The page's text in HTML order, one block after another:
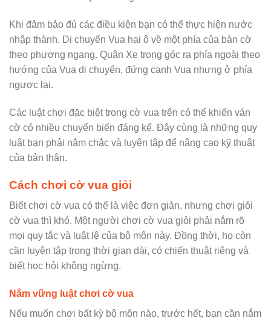
Khi đảm bảo đủ các điều kiện bạn có thể thực hiện nước
nhập thành. Di chuyển Vua hai ô về một phía của bàn cờ
theo phương ngang. Quân Xe trong góc ra phía ngoài theo
hướng của Vua di chuyển, đứng cạnh Vua nhưng ở phía
ngược lại.
Các luật chơi đặc biệt trong cờ vua trên có thể khiến ván
cờ có nhiều chuyển biến đáng kể. Đây cùng là những quy
luật bạn phải nắm chắc và luyện tập để nâng cao kỹ thuật
của bản thân.
Cách chơi cờ vua giỏi
Biết chơi cờ vua có thể là việc đơn giản, nhưng chơi giỏi
cờ vua thì khó. Một người chơi cờ vua giỏi phải nắm rõ
mọi quy tắc và luật lệ của bộ môn này. Đồng thời, họ còn
cần luyện tập trong thời gian dài, có chiến thuật riêng và
biết học hỏi không ngừng.
Nắm vững luật chơi cờ vua
Nếu muốn chơi bất kỳ bộ môn nào, trước hết, bạn cần nắm